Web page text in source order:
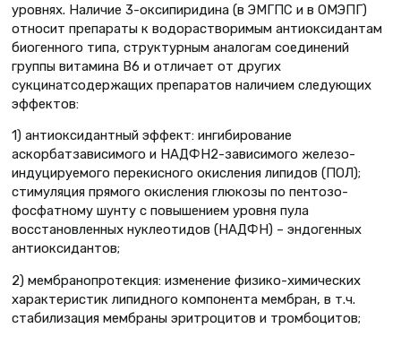
уровнях. Наличие 3-оксипиридина (в ЭМГПС и в ОМЭПГ)
относит препараты к водорастворимым антиоксидантам
биогенного типа, структурным аналогам соединений
группы витамина В6 и отличает от других
сукцинатсодержащих препаратов наличием следующих
эффектов:
1) антиоксидантный эффект: ингибирование
аскорбатзависимого и НАДФН2-зависимого железо-
индуцируемого перекисного окисления липидов (ПОЛ);
стимуляция прямого окисления глюкозы по пентозо-
фосфатному шунту с повышением уровня пула
восстановленных нуклеотидов (НАДФН) – эндогенных
антиоксидантов;
2) мембранопротекция: изменение физико-химических
характеристик липидного компонента мембран, в т.ч.
стабилизация мембраны эритроцитов и тромбоцитов;